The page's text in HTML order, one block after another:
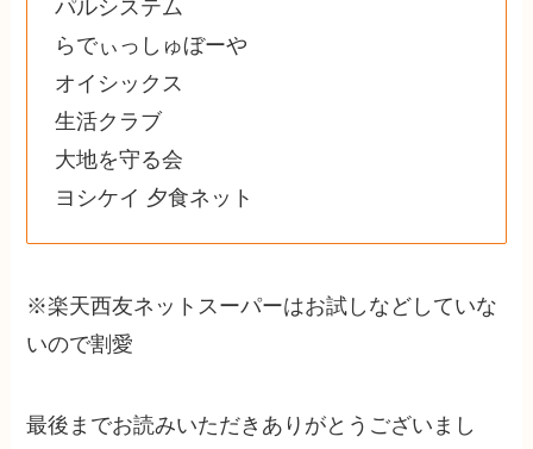
パルシステム
らでぃっしゅぼーや
オイシックス
生活クラブ
大地を守る会
ヨシケイ 夕食ネット
※楽天西友ネットスーパーはお試しなどしていな
いので割愛
最後までお読みいただきありがとうございまし